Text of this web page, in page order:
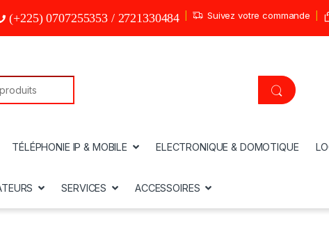
(+225) 0707255353 / 2721330484 Suivez votre commande
TÉLÉPHONIE IP & MOBILE ELECTRONIQUE & DOMOTIQUE
SERVICES ACCESSOIRES